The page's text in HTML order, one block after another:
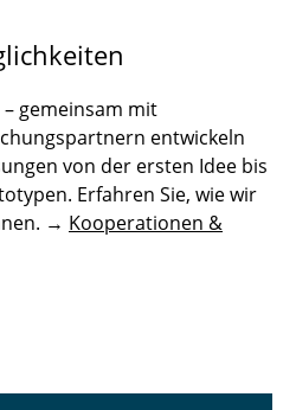
gemeinsam mit
entwickeln
von der ersten Idee bis
Erfahren Sie, wie wir
→ Kooperationen &